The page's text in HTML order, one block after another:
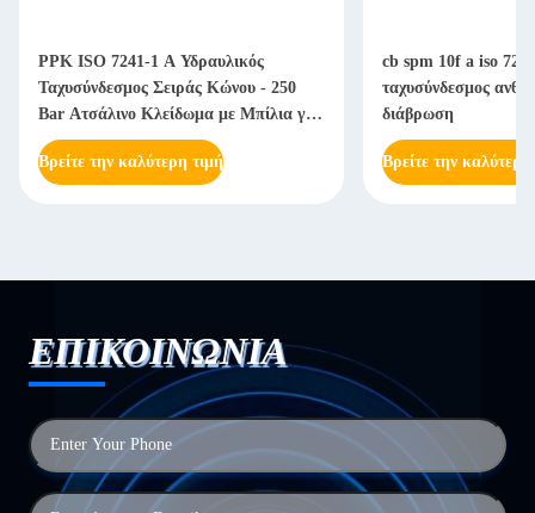
PPK ISO 7241-1 A Υδραυλικός
Ταχυσύνδεσμος Σειράς Κώνου - 250
Bar Ατσάλινο Κλείδωμα με Μπίλια για
Βαριά Μηχανήματα
Βρείτε την καλύτερη τιμή
cb spm 10f a iso
ταχυσύνδεσμος
διάβρωση
Βρείτε την καλύτερη
ΕΠΙΚΟΙΝΩΝΙΑ